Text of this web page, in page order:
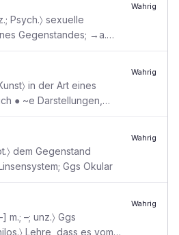
Psych.〉 sexuelle
Gegenstandes; →a.
Wahrig
in der Art eines
● ~e Darstellungen,
Wahrig
dem Gegenstand
Ggs Okular
Wahrig
–; unz.〉 Ggs
Lehre, dass es vom
Wahrig